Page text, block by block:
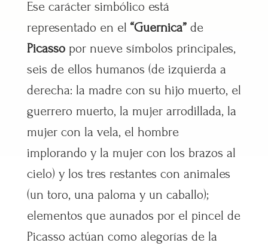
Ese carácter simbólico está
representado en el “Guernica”de
Picassopor nueve símbolos principales,
seis de ellos humanos (de izquierda a
derecha: la madre con su hijo muerto, el
guerrero muerto, la mujer arrodillada, la
mujer con la vela, el hombre
implorando y la mujer con los brazos al
cielo) y los tres restantes con animales
(un toro, una paloma y un caballo);
elementos que aunados por el pincel de
Picasso actúan como alegorías de la